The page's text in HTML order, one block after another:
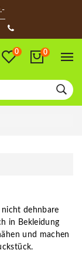
0 0
dehnbare
in Bekleidung
und machen